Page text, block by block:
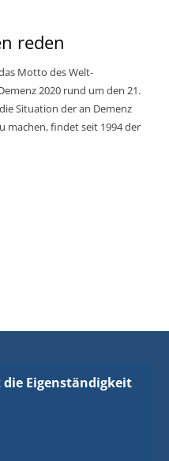
reden
Motto des Welt-
2020 rund um den 21.
Situation der an Demenz
machen, findet seit 1994 der
Eigenständigkeit
Anmeldung